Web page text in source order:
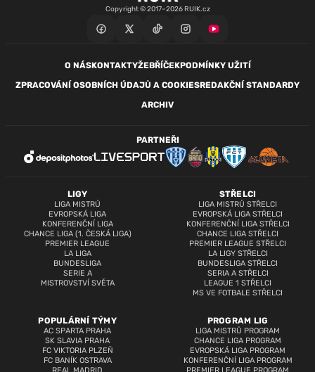
Copyright © 2017–2026 RUIK.cz
O NÁSKONTAKTYŽEBŘÍČEKPODMÍNKY UŽITÍ
ZPRACOVÁNÍ OSOBNÍCH ÚDAJŮ A COOKIESREDAKČNÍ STANDARDY
ARCHIV
LIGY
LIGA MISTRŮ
EVROPSKÁ LIGA
KONFERENČNÍ LIGA
CHANCE LIGA (1. ČESKÁ LIGA)
PREMIER LEAGUE
LA LIGA
BUNDESLIGA
SERIE A
MISTROVSTVÍ SVĚTA
STŘELCI
LIGA MISTRŮ STŘELCI
EVROPSKÁ LIGA STŘELCI
KONFERENČNÍ LIGA STŘELCI
CHANCE LIGA STŘELCI
PREMIER LEAGUE STŘELCI
LA LIGY STŘELCI
BUNDESLIGA STŘELCI
SERIA A STŘELCI
LEAGUE 1 STŘELCI
MS VE FOTBALE STŘELCI
POPULÁRNÍ TÝMY
AC SPARTA PRAHA
SK SLAVIA PRAHA
FC VIKTORIA PLZEŇ
FC BANÍK OSTRAVA
PROGRAM LIG
LIGA MISTRŮ PROGRAM
CHANCE LIGA PROGRAM
EVROPSKÁ LIGA PROGRAM
KONFERENČNÍ LIGA PROGRAM
PARTNEŘI